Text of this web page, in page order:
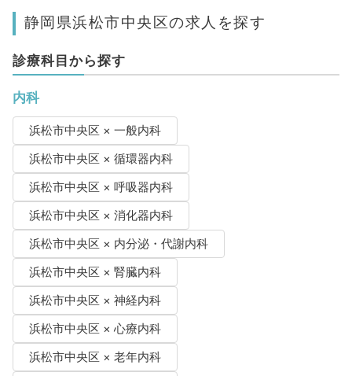
静岡県浜松市中央区の求人を探す
診療科目から探す
内科
浜松市中央区 × 一般内科
浜松市中央区 × 循環器内科
浜松市中央区 × 呼吸器内科
浜松市中央区 × 消化器内科
浜松市中央区 × 内分泌・代謝内科
浜松市中央区 × 腎臓内科
浜松市中央区 × 神経内科
浜松市中央区 × 心療内科
浜松市中央区 × 老年内科